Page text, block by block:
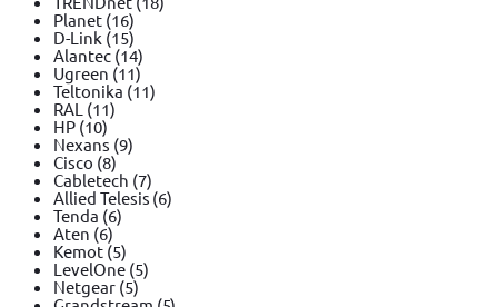
Planet (16)
D-Link (15)
Alantec (14)
Ugreen (11)
Teltonika (11)
RAL (11)
HP (10)
Nexans (9)
Cisco (8)
Cabletech (7)
Allied Telesis (6)
Tenda (6)
Aten (6)
Kemot (5)
LevelOne (5)
Netgear (5)